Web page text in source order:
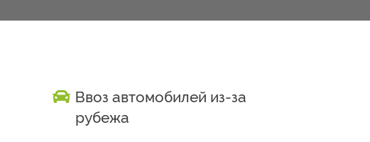
Ввоз автомобилей из-за
рубежа